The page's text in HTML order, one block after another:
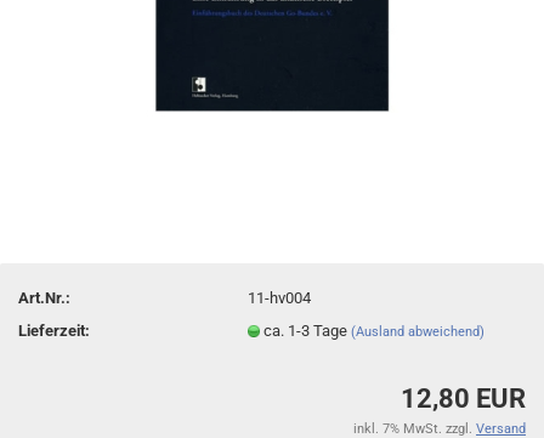
Art.Nr.:
11-hv004
Lieferzeit:
ca. 1-3 Tage(Ausland abweichend)
12,80 EUR
inkl. 7% MwSt. zzgl. Versand